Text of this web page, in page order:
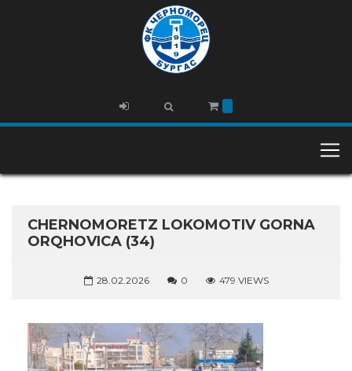
CHERNOMORETZ LOKOMOTIV GORNA
ORQHOVICA (34)
28.02.2026 0 479 VIEWS